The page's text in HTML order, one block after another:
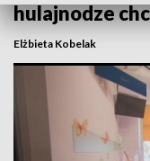
hulajnodze
Elżbieta Kobelak